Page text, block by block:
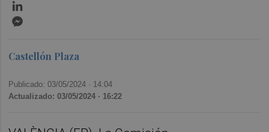
Castellón Plaza
Publicado: 03/05/2024 · 14:04
Actualizado: 03/05/2024 · 16:22